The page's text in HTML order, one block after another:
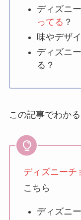
ディズニ
ってる ？
味やデザ
ディズニ
る？
この記事でわか
ディズニーチ
こちら
ディズニ